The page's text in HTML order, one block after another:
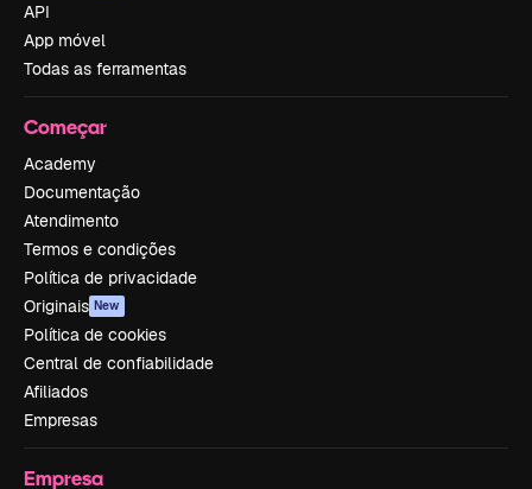
API
App móvel
Todas as ferramentas
Começar
Academy
Documentação
Atendimento
Termos e condições
Política de privacidade
Originais New
Política de cookies
Central de confiabilidade
Afiliados
Empresas
Empresa